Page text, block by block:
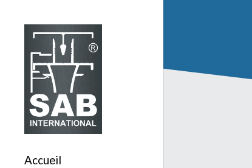
Accueil